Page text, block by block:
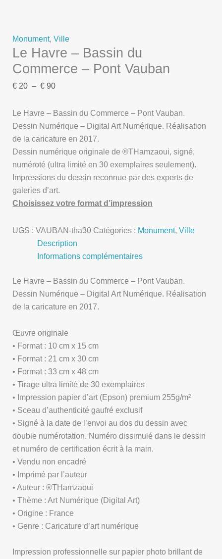
Monument,Ville
Le Havre – Bassin du
Commerce – Pont Vauban
€ 20 – € 90
Le Havre – Bassin du Commerce – Pont Vauban.
Dessin Numérique – Digital Art Numérique. Réalisation
de la caricature en 2017.
Dessin numérique originale de ®THamzaoui, signé,
numéroté (ultra limité en 30 exemplaires seulement).
Impressions du dessin reconnue par des experts de
galeries d’art.
Choisissez votre format d’impression
UGS :VAUBAN-tha30 Catégories : Monument,Ville
Description
Informations complémentaires
Le Havre – Bassin du Commerce – Pont Vauban.
Dessin Numérique – Digital Art Numérique. Réalisation
de la caricature en 2017.
Œuvre originale
• Format : 10 cm x 15 cm
• Format : 21 cm x 30 cm
• Format : 33 cm x 48 cm
• Tirage ultra limité de 30 exemplaires
• Impression papier d’art (Epson) premium 255g/m²
• Sceau d’authenticité gaufré exclusif
• Signé à la date de l’envoi au dos du dessin avec
double numérotation. Numéro dissimulé dans le dessin
et numéro de certification écrit à la main.
• Vendu non encadré
• Imprimé par l’auteur
• Auteur : ®THamzaoui
• Thème : Art Numérique (Digital Art)
• Origine : France
• Genre : Caricature d’art numérique
Impression professionnelle sur papier photo brillant de